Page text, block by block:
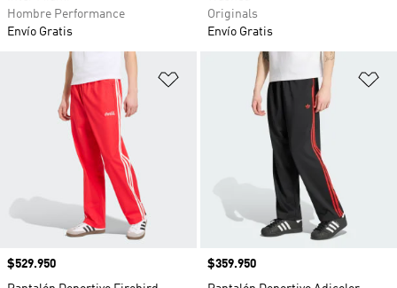
Hombre Performance
Envío Gratis
Originals
Envío Gratis
Añadir a la lista de deseos
Precio
$529.950
Precio
$359.950